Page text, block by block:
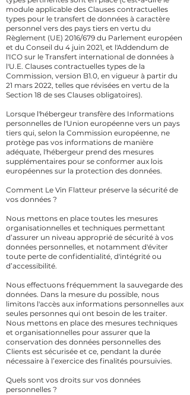
module applicable des Clauses contractuelles
types pour le transfert de données à caractère
personnel vers des pays tiers en vertu du
Règlement (UE) 2016/679 du Parlement européen
et du Conseil du 4 juin 2021, et l'Addendum de
l'ICO sur le Transfert international de données à
l'U.E. Clauses contractuelles types de la
Commission, version B1.0, en vigueur à partir du
21 mars 2022, telles que révisées en vertu de la
Section 18 de ses Clauses obligatoires).
Lorsque l'hébergeur transfère des Informations
personnelles de l'Union européenne vers un pays
tiers qui, selon la Commission européenne, ne
protège pas vos informations de manière
adéquate, l'hébergeur prend des mesures
supplémentaires pour se conformer aux lois
européennes sur la protection des données.
Comment Le Vin Flatteur préserve la sécurité de
vos données ?
Nous mettons en place toutes les mesures
organisationnelles et techniques permettant
d’assurer un niveau approprié de sécurité à vos
données personnelles, et notamment d'éviter
toute perte de confidentialité, d'intégrité ou
d’accessibilité.
Nous effectuons fréquemment la sauvegarde des
données. Dans la mesure du possible, nous
limitons l'accès aux informations personnelles aux
seules personnes qui ont besoin de les traiter.
Nous mettons en place des mesures techniques
et organisationnelles pour assurer que la
conservation des données personnelles des
Clients est sécurisée et ce, pendant la durée
nécessaire à l’exercice des finalités poursuivies.
Quels sont vos droits sur vos données
personnelles ?